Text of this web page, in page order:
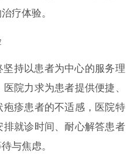
疗体验。
持以患者为中心的服务理
院力求为患者提供便捷、
疹患者的不适感，医院特
就诊时间、耐心解答患者
与焦虑。